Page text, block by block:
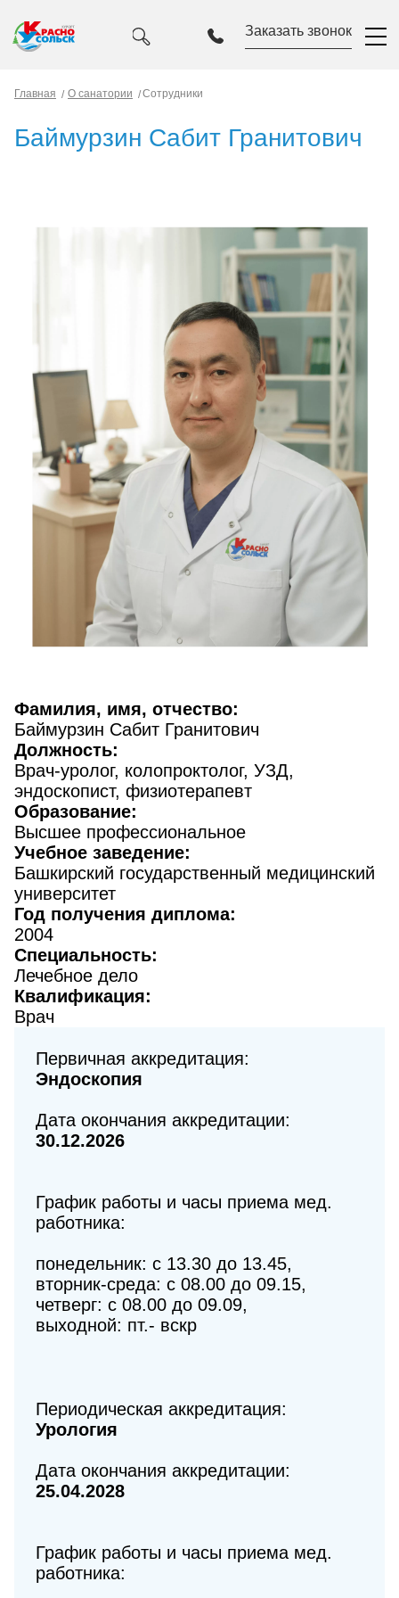
Заказать звонок
Главная О санатории Сотрудники
Баймурзин Сабит Гранитович
Фамилия, имя, отчество:
Баймурзин Сабит Гранитович
Должность:
Врач-уролог, колопроктолог, УЗД,
эндоскопист, физиотерапевт
Образование:
Высшее профессиональное
Учебное заведение:
Башкирский государственный медицинский
университет
Год получения диплома:
2004
Специальность:
Лечебное дело
Квалификация:
Врач
Первичная аккредитация:
Эндоскопия
Дата окончания аккредитации:
30.12.2026
График работы и часы приема мед.
работника:
понедельник: с 13.30 до 13.45,
вторник-среда: с 08.00 до 09.15,
четверг: с 08.00 до 09.09,
выходной: пт.- вскр
Периодическая аккредитация:
Урология
Дата окончания аккредитации:
25.04.2028
График работы и часы приема мед.
работника: